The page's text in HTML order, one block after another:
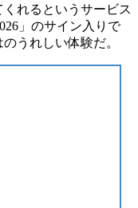
れる というサービス
」のサイン入りで
うれしい体験だ。